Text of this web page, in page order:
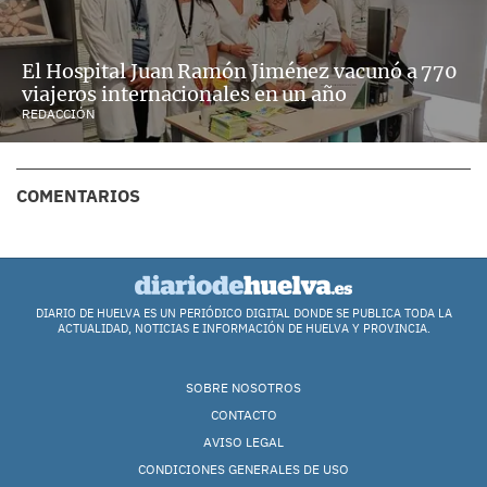
El Hospital Juan Ramón Jiménez vacunó a 770
viajeros internacionales en un año
REDACCIÓN
COMENTARIOS
DIARIO DE HUELVA ES UN PERIÓDICO DIGITAL DONDE SE PUBLICA TODA LA
ACTUALIDAD, NOTICIAS E INFORMACIÓN DE HUELVA Y PROVINCIA.
SOBRE NOSOTROS
CONTACTO
AVISO LEGAL
CONDICIONES GENERALES DE USO